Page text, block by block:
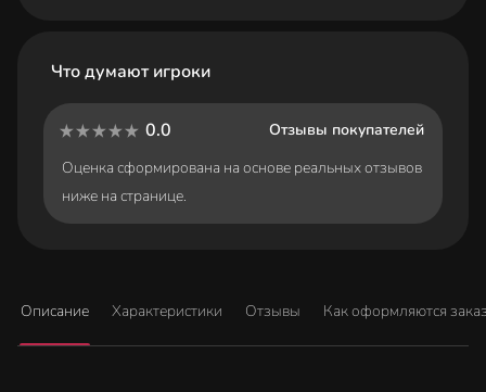
Что думают игроки
0.0
Отзывы покупателей
Оценка сформирована на основе реальных отзывов
ниже на странице.
Описание Характеристики Отзывы Как оформляются